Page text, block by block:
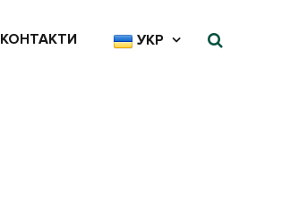
КОНТАКТИ УКР